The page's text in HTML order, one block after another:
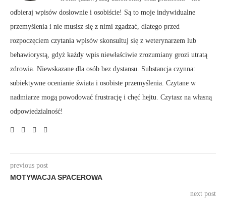
odbieraj wpisów dosłownie i osobiście! Są to moje indywidualne
przemyślenia i nie musisz się z nimi zgadzać, dlatego przed
rozpoczęciem czytania wpisów skonsultuj się z weterynarzem lub
behawiorystą, gdyż każdy wpis niewłaściwie zrozumiany grozi utratą
zdrowia. Niewskazane dla osób bez dystansu. Substancja czynna:
subiektywne ocenianie świata i osobiste przemyślenia. Czytane w
nadmiarze mogą powodować frustrację i chęć hejtu. Czytasz na własną
odpowiedzialność!
previous post
MOTYWACJA SPACEROWA
next post